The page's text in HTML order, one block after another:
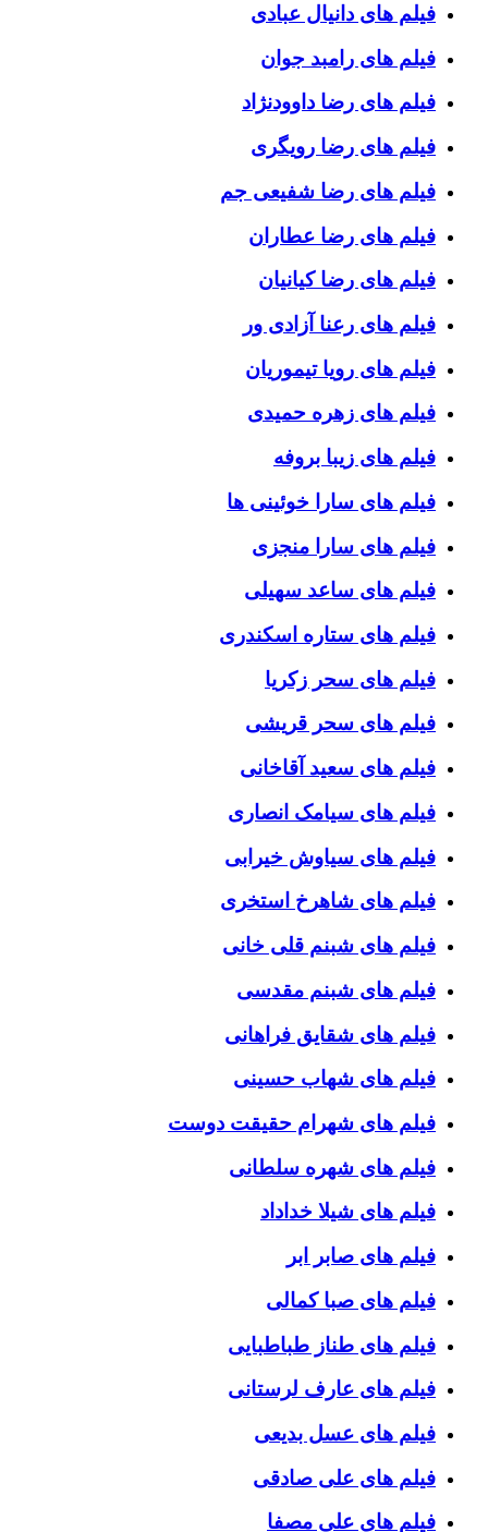
فیلم های دانیال عبادی
فیلم های رامبد جوان
فیلم های رضا داوودنژاد
فیلم های رضا رویگری
فیلم های رضا شفیعی جم
فیلم های رضا عطاران
فیلم های رضا کیانیان
فیلم های رعنا آزادی ور
فیلم های رویا تیموریان
فیلم های زهره حمیدی
فیلم های زیبا بروفه
فیلم های سارا خوئینی ها
فیلم های سارا منجزی
فیلم های ساعد سهیلی
فیلم های ستاره اسکندری
فیلم های سحر زکریا
فیلم های سحر قریشی
فیلم های سعید آقاخانی
فیلم های سیامک انصاری
فیلم های سیاوش خیرابی
فیلم های شاهرخ استخری
فیلم های شبنم قلی خانی
فیلم های شبنم مقدسی
فیلم های شقایق فراهانی
فیلم های شهاب حسینی
فیلم های شهرام حقیقت دوست
فیلم های شهره سلطانی
فیلم های شیلا خداداد
فیلم های صابر ابر
فیلم های صبا کمالی
فیلم های طناز طباطبایی
فیلم های عارف لرستانی
فیلم های عسل بدیعی
فیلم های علی صادقی
فیلم های علی مصفا